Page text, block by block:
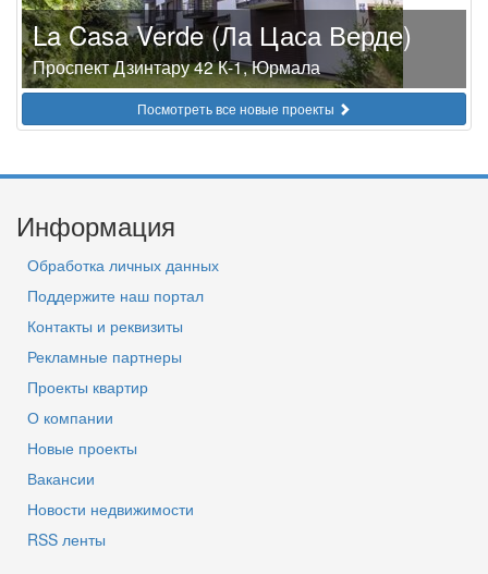
La Casa Verde (Ла Цаса Верде)
Проспект Дзинтару 42 К-1, Юрмала
Посмотреть все новые проекты
Информация
Обработка личных данных
Поддержите наш портал
Контакты и реквизиты
Рекламные партнеры
Проекты квартир
О компании
Новые проекты
Вакансии
Новости недвижимости
RSS ленты